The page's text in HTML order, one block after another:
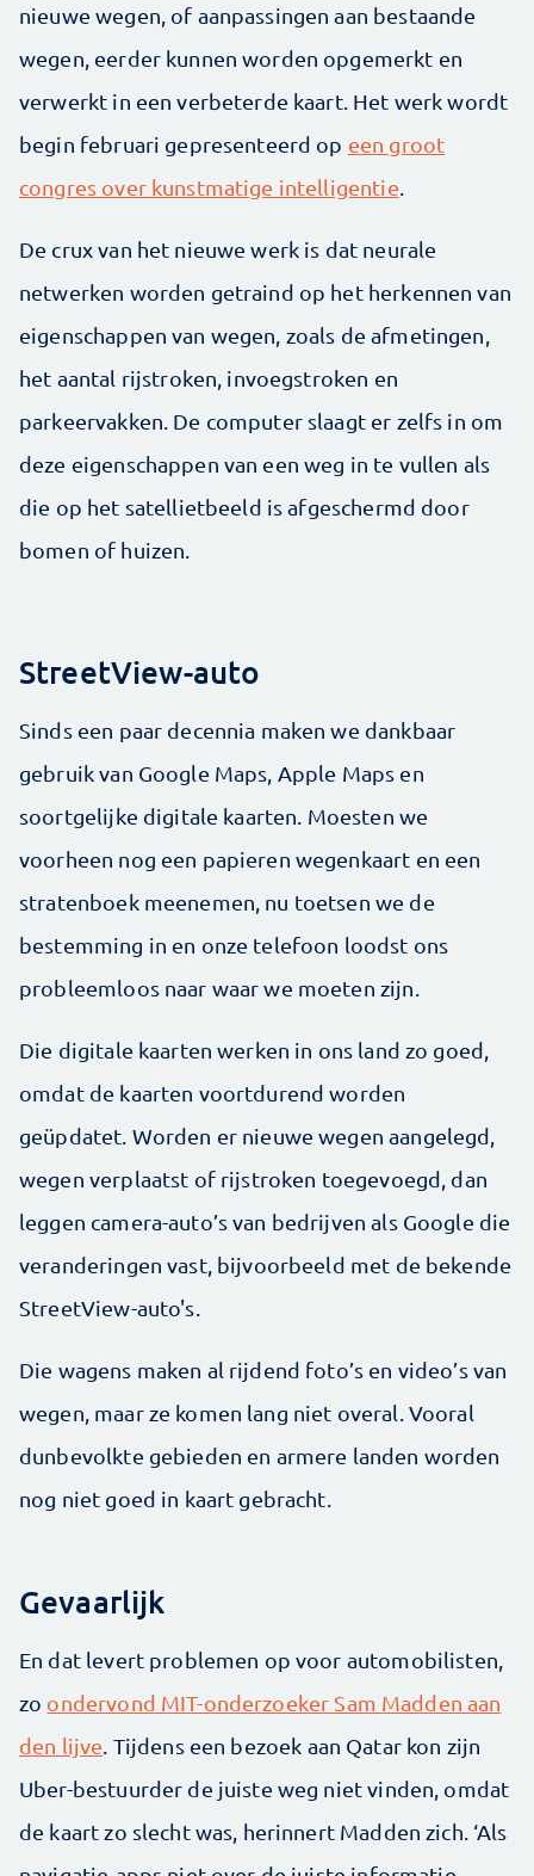
nieuwe wegen, of aanpassingen aan bestaande
wegen, eerder kunnen worden opgemerkt en
verwerkt in een verbeterde kaart. Het werk wordt
begin februari gepresenteerd op een groot
congres over kunstmatige intelligentie.
De crux van het nieuwe werk is dat neurale
netwerken worden getraind op het herkennen van
eigenschappen van wegen, zoals de afmetingen,
het aantal rijstroken, invoegstroken en
parkeervakken. De computer slaagt er zelfs in om
deze eigenschappen van een weg in te vullen als
die op het satellietbeeld is afgeschermd door
bomen of huizen.
StreetView-auto
Sinds een paar decennia maken we dankbaar
gebruik van Google Maps, Apple Maps en
soortgelijke digitale kaarten. Moesten we
voorheen nog een papieren wegenkaart en een
stratenboek meenemen, nu toetsen we de
bestemming in en onze telefoon loodst ons
probleemloos naar waar we moeten zijn.
Die digitale kaarten werken in ons land zo goed,
omdat de kaarten voortdurend worden
geüpdatet. Worden er nieuwe wegen aangelegd,
wegen verplaatst of rijstroken toegevoegd, dan
leggen camera-auto’s van bedrijven als Google die
veranderingen vast, bijvoorbeeld met de bekende
StreetView-auto's.
Die wagens maken al rijdend foto’s en video’s van
wegen, maar ze komen lang niet overal. Vooral
dunbevolkte gebieden en armere landen worden
nog niet goed in kaart gebracht.
Gevaarlijk
En dat levert problemen op voor automobilisten,
zo ondervond MIT-onderzoeker Sam Madden aan
den lijve. Tijdens een bezoek aan Qatar kon zijn
Uber-bestuurder de juiste weg niet vinden, omdat
de kaart zo slecht was, herinnert Madden zich. ‘Als